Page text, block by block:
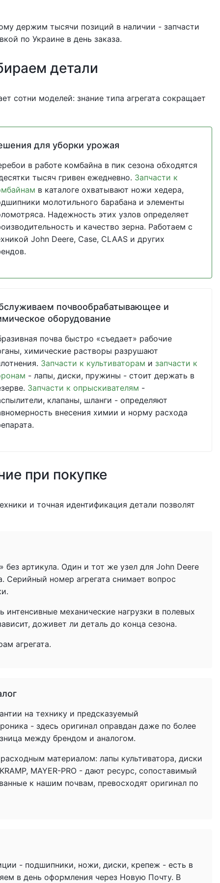
держим тысячи позиций в наличии - запчасти
по Украине в день заказа.
детали
сотни моделей: знание типа агрегата сокращает
для уборки урожая
в работе комбайна в пик сезона обходятся
тысяч гривен ежедневно. Запчасти к
в каталоге охватывают ножи хедера,
молотильного барабана и элементы
Надежность этих узлов определяет
и качество зерна. Работаем с
John Deere, Case, CLAAS и других
почвообрабатывающее и
оборудование
почва быстро «съедает» рабочие
химические растворы разрушают
Запчасти к культиваторам и запчасти к
- лапы, диски, пружины - стоит держать в
Запчасти к опрыскивателям -
клапаны, шланги - определяют
внесения химии и норму расхода
при покупке
и точная идентификация детали позволят
артикула. Один и тот же узел для John Deere
номер агрегата снимает вопрос
интенсивные механические нагрузки в полевых
доживет ли деталь до конца сезона.
агрегата.
на технику и предсказуемый
- здесь оригинал оправдан даже по более
между брендом и аналогом.
материалом: лапы культиватора, диски
MAYER-PRO - дают ресурс, сопоставимый
к нашим почвам, превосходят оригинал по
- подшипники, ножи, диски, крепеж - есть в
в день оформления через Новую Почту. В